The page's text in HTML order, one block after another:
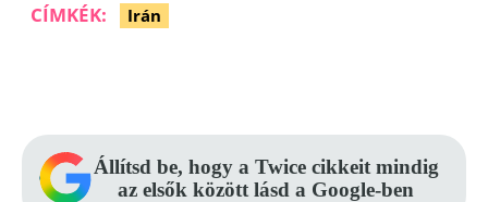
CÍMKÉK: Irán
Állítsd be, hogy a Twice cikkeit mindig
az elsők között lásd a Google-ben